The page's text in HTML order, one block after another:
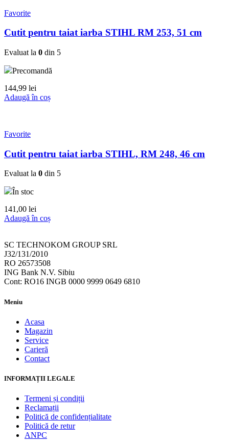
Favorite
Cutit pentru taiat iarba STIHL RM 253, 51 cm
Evaluat la 0 din 5
Precomandă
144,99 lei
Adaugă în coș
Favorite
Cutit pentru taiat iarba STIHL, RM 248, 46 cm
Evaluat la 0 din 5
În stoc
141,00 lei
Adaugă în coș
SC TECHNOKOM GROUP SRL
J32/131/2010
RO 26573508
ING Bank N.V. Sibiu
Cont: RO16 INGB 0000 9999 0649 6810
Meniu
Acasa
Magazin
Service
Carieră
Contact
INFORMAȚII LEGALE
Termeni și condiții
Reclamații
Politică de confidențialitate
Politică de retur
ANPC